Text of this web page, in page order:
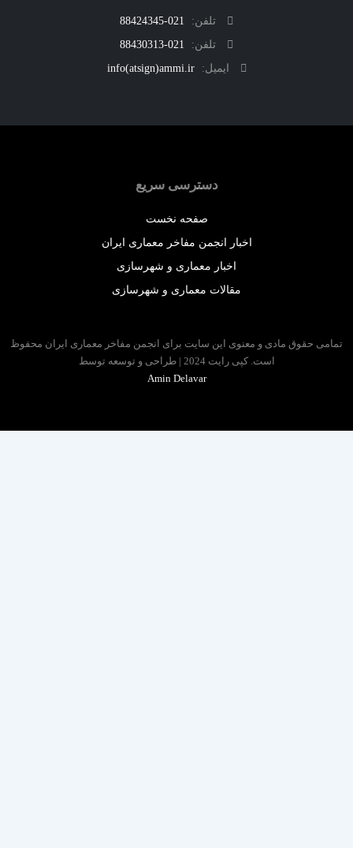
تلفن:
021-88424345
تلفن:
021-88430313
ایمیل:
info(atsign)ammi.ir
دسترسی سریع
صفحه نخست
اخبار انجمن مفاخر معماری ایران
اخبار معماری و شهرسازی
مقالات معماری و شهرسازی
حقوق مادی و معنوی این سایت برای انجمن مفاخر معماری ایران محفوظ
است. کپی رایت 2024 | طراحی و توسعه توسط
Amin Delavar